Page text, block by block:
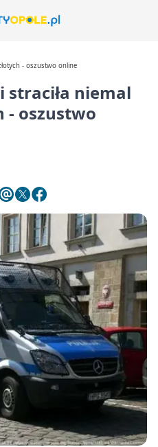
- oszustwo online
straciła niemal
- oszustwo